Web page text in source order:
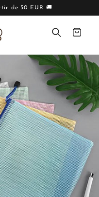
de 50 EUR 🚚
Panier